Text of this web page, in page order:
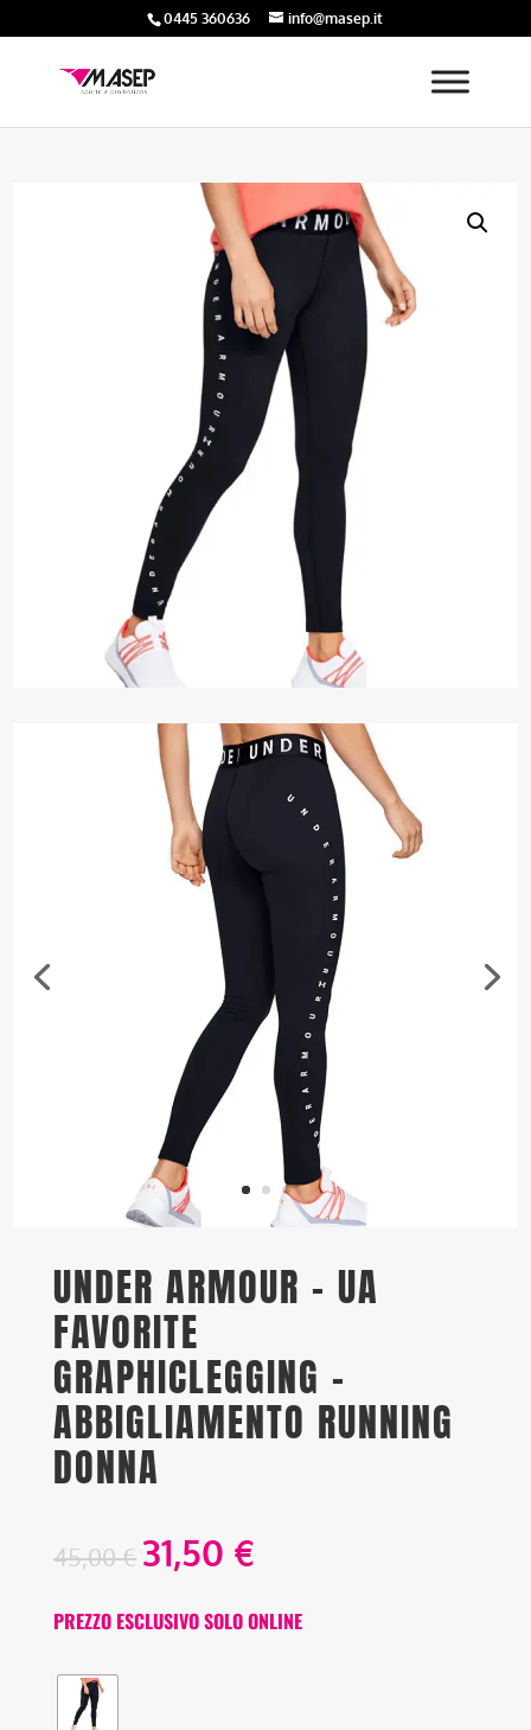
0445 360636 info@masep.it
UNDER ARMOUR – UA
FAVORITE
GRAPHICLEGGING –
ABBIGLIAMENTO RUNNING
DONNA
45,00€ 31,50 €
PREZZO ESCLUSIVO SOLO ONLINE